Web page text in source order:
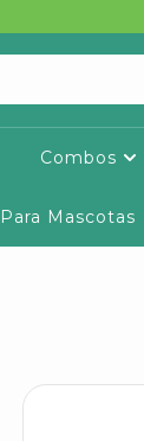
Combos
Para Mascotas